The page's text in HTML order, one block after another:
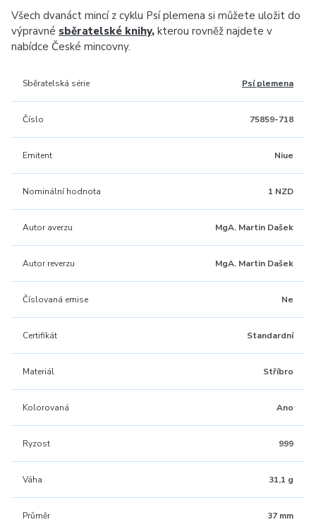
Všech dvanáct mincí z cyklu Psí plemena si můžete uložit do
výpravné sběratelské knihy, kterou rovněž najdete v
nabídce České mincovny.
Sběratelská série Psí plemena
Číslo 75859-718
Emitent Niue
Nominální hodnota 1 NZD
Autor averzu MgA. Martin Dašek
Autor reverzu MgA. Martin Dašek
Číslovaná emise Ne
Certifikát Standardní
Materiál Stříbro
Kolorovaná Ano
Ryzost 999
Váha 31,1 g
Průměr 37 mm